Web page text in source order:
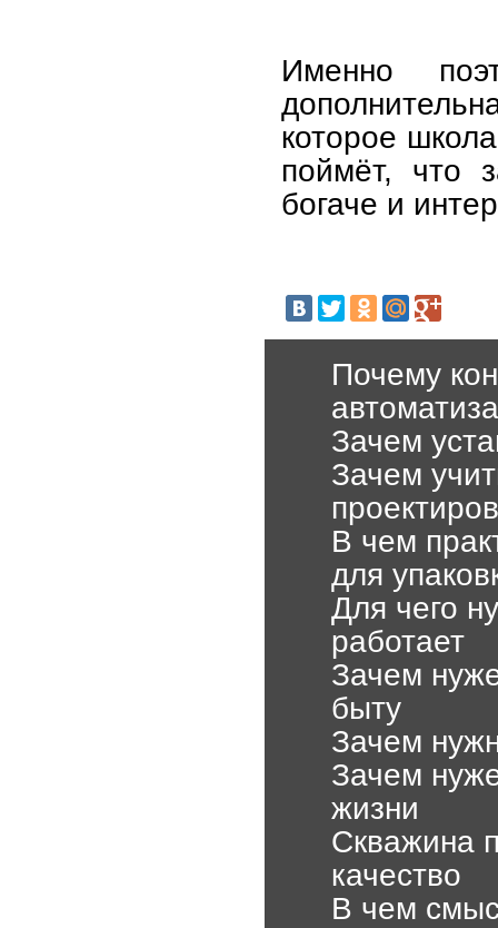
Именно
которое
поймёт, что
богаче и
Почему
Зачем
Зачем
В чем
для
Для чего
работает
Зачем
быту
Зачем
Зачем
жизни
Скважина
качество
В чем